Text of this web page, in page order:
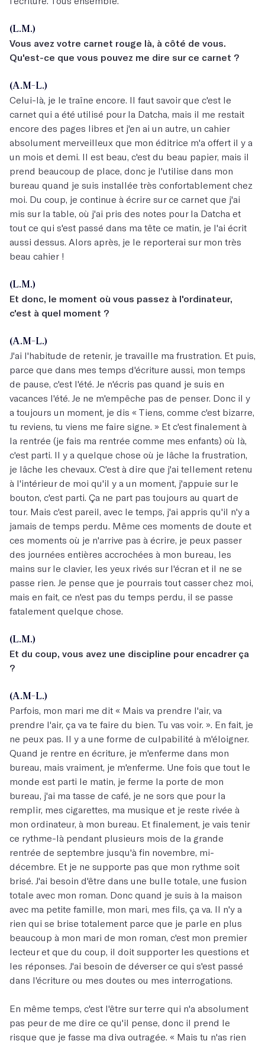
(L.M.)
Vous avez votre carnet rouge là, à côté de vous.
Qu'est-ce que vous pouvez me dire sur ce carnet ?
(A.M-L.)
Celui-là, je le traîne encore. Il faut savoir que c'est le
carnet qui a été utilisé pour la Datcha, mais il me restait
encore des pages libres et j'en ai un autre, un cahier
absolument merveilleux que mon éditrice m'a offert il y a
un mois et demi. Il est beau, c'est du beau papier, mais il
prend beaucoup de place, donc je l'utilise dans mon
bureau quand je suis installée très confortablement chez
moi. Du coup, je continue à écrire sur ce carnet que j'ai
mis sur la table, où j'ai pris des notes pour la Datcha et
tout ce qui s'est passé dans ma tête ce matin, je l'ai écrit
aussi dessus. Alors après, je le reporterai sur mon très
beau cahier !
(L.M.)
Et donc, le moment où vous passez à l'ordinateur,
c'est à quel moment ?
(A.M-L.)
J'ai l'habitude de retenir, je travaille ma frustration. Et puis,
parce que dans mes temps d'écriture aussi, mon temps
de pause, c'est l'été. Je n'écris pas quand je suis en
vacances l'été. Je ne m'empêche pas de penser. Donc il y
a toujours un moment, je dis « Tiens, comme c'est bizarre,
tu reviens, tu viens me faire signe. » Et c'est finalement à
la rentrée (je fais ma rentrée comme mes enfants) où là,
c'est parti. Il y a quelque chose où je lâche la frustration,
je lâche les chevaux. C'est à dire que j'ai tellement retenu
à l'intérieur de moi qu'il y a un moment, j'appuie sur le
bouton, c'est parti. Ça ne part pas toujours au quart de
tour. Mais c'est pareil, avec le temps, j'ai appris qu'il n'y a
jamais de temps perdu. Même ces moments de doute et
ces moments où je n'arrive pas à écrire, je peux passer
des journées entières accrochées à mon bureau, les
mains sur le clavier, les yeux rivés sur l'écran et il ne se
passe rien. Je pense que je pourrais tout casser chez moi,
mais en fait, ce n'est pas du temps perdu, il se passe
fatalement quelque chose.
(L.M.)
Et du coup, vous avez une discipline pour encadrer ça
?
(A.M-L.)
Parfois, mon mari me dit « Mais va prendre l'air, va
prendre l'air, ça va te faire du bien. Tu vas voir. ». En fait, je
ne peux pas. Il y a une forme de culpabilité à m'éloigner.
Quand je rentre en écriture, je m'enferme dans mon
bureau, mais vraiment, je m'enferme. Une fois que tout le
monde est parti le matin, je ferme la porte de mon
bureau, j'ai ma tasse de café, je ne sors que pour la
remplir, mes cigarettes, ma musique et je reste rivée à
mon ordinateur, à mon bureau. Et finalement, je vais tenir
ce rythme-là pendant plusieurs mois de la grande
rentrée de septembre jusqu'à fin novembre, mi-
décembre. Et je ne supporte pas que mon rythme soit
brisé. J'ai besoin d'être dans une bulle totale, une fusion
totale avec mon roman. Donc quand je suis à la maison
avec ma petite famille, mon mari, mes fils, ça va. Il n'y a
rien qui se brise totalement parce que je parle en plus
beaucoup à mon mari de mon roman, c'est mon premier
lecteur et que du coup, il doit supporter les questions et
les réponses. J'ai besoin de déverser ce qui s'est passé
dans l'écriture ou mes doutes ou mes interrogations.
En même temps, c'est l'être sur terre qui n'a absolument
pas peur de me dire ce qu'il pense, donc il prend le
risque que je fasse ma diva outragée. « Mais tu n'as rien